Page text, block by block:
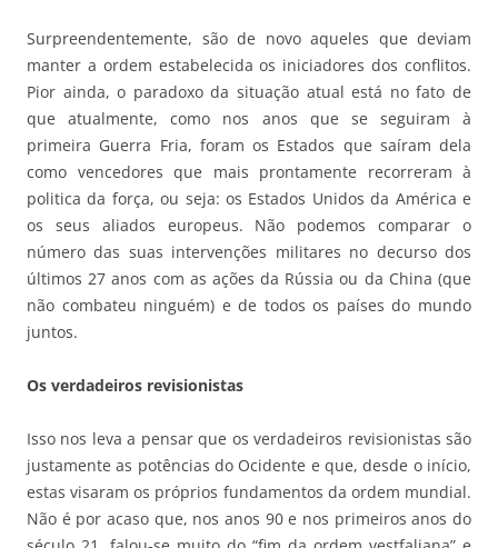
Surpreendentemente, são de novo aqueles que deviam
manter a ordem estabelecida os iniciadores dos conflitos.
Pior ainda, o paradoxo da situação atual está no fato de
que atualmente, como nos anos que se seguiram à
primeira Guerra Fria, foram os Estados que saíram dela
como vencedores que mais prontamente recorreram à
politica da força, ou seja: os Estados Unidos da América e
os seus aliados europeus. Não podemos comparar o
número das suas intervenções militares no decurso dos
últimos 27 anos com as ações da Rússia ou da China (que
não combateu ninguém) e de todos os países do mundo
juntos.
Os verdadeiros revisionistas
Isso nos leva a pensar que os verdadeiros revisionistas são
justamente as potências do Ocidente e que, desde o início,
estas visaram os próprios fundamentos da ordem mundial.
Não é por acaso que, nos anos 90 e nos primeiros anos do